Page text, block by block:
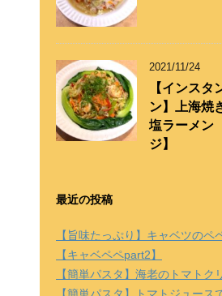
2021/11/24
【インスタ
ン】上海焼
塩ラーメン
ジ】
最近の投稿
【旨味たっぷり】キャベツのペ
【キャベペペpart2】
【簡単パスタ】海老のトマトク